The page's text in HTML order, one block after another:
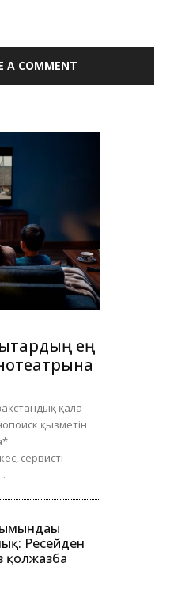
A COMMENT
ең
қала
қызметін
сервисті
Ресейден
қолжазба